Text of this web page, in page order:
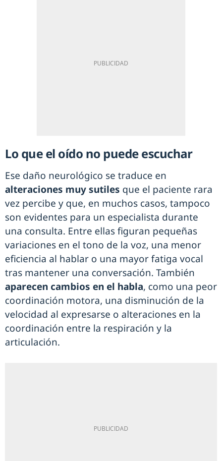
Lo que el oído no puede escuchar
Ese daño neurológico se traduce en
alteraciones muy sutiles que el paciente rara
vez percibe y que, en muchos casos, tampoco
son evidentes para un especialista durante
una consulta. Entre ellas figuran pequeñas
variaciones en el tono de la voz, una menor
eficiencia al hablar o una mayor fatiga vocal
tras mantener una conversación. También
aparecen cambios en el habla, como una peor
coordinación motora, una disminución de la
velocidad al expresarse o alteraciones en la
coordinación entre la respiración y la
articulación.